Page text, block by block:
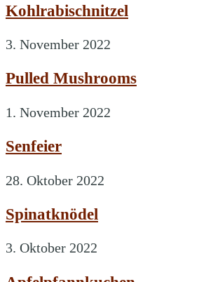
Kohlrabischnitzel
3. November 2022
Pulled Mushrooms
1. November 2022
Senfeier
28. Oktober 2022
Spinatknödel
3. Oktober 2022